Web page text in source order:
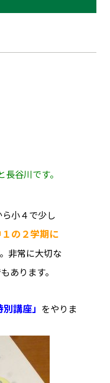
長谷川です。
小４で少し
の２学期に
非常に大切な
あります。
別講座」 をやりま